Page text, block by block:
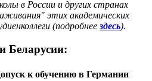
в России и других странах
этих академических
(подробнее здесь).
Беларусии:
к обучению в Германии